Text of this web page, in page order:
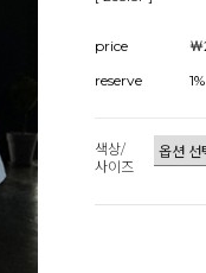
price
reserve
1%
색상/
사이즈